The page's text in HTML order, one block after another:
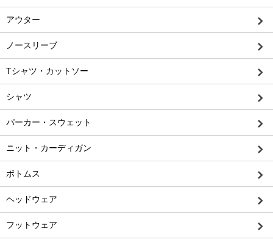
アウター
ノースリーブ
Tシャツ・カットソー
シャツ
パーカー・スウェット
ニット・カーディガン
ボトムス
ヘッドウェア
フットウェア